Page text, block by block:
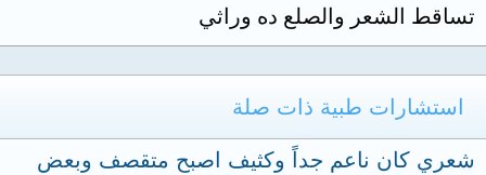
تساقط الشعر والصلع ده وراثي
استشارات طبية ذات صلة
شعري كان ناعم جداً وكثيف اصبح متقصف وبعض